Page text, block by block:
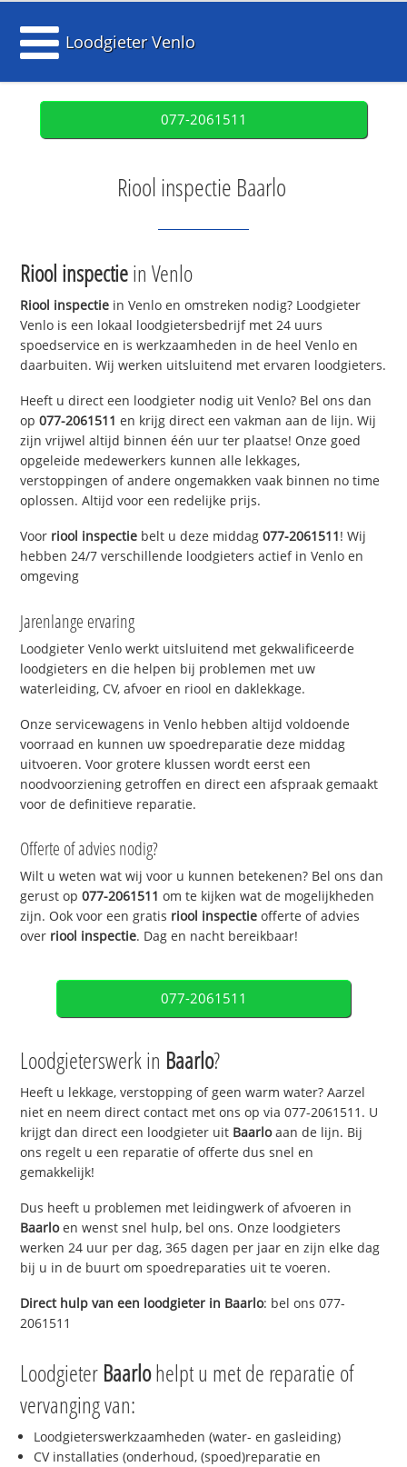
Loodgieter Venlo
077-2061511
Riool inspectie Baarlo
Riool inspectiein Venlo
Riool inspectie in Venlo en omstreken nodig? Loodgieter
Venlo is een lokaal loodgietersbedrijf met 24 uurs
spoedservice en is werkzaamheden in de heel Venlo en
daarbuiten. Wij werken uitsluitend met ervaren loodgieters.
Heeft u direct een loodgieter nodig uit Venlo? Bel ons dan
op077-2061511 en krijg direct een vakman aan de lijn. Wij
zijn vrijwel altijd binnen één uur ter plaatse! Onze goed
opgeleide medewerkers kunnen alle lekkages,
verstoppingen of andere ongemakken vaak binnen no time
oplossen. Altijd voor een redelijke prijs.
Voor riool inspectie belt u deze middag077-2061511! Wij
hebben 24/7 verschillende loodgieters actief in Venlo en
omgeving
Jarenlange ervaring
Loodgieter Venlo werkt uitsluitend met gekwalificeerde
loodgieters en die helpen bij problemen met uw
waterleiding, CV, afvoer en riool en daklekkage.
Onze servicewagens in Venlo hebben altijd voldoende
voorraad en kunnen uw spoedreparatie deze middag
uitvoeren. Voor grotere klussen wordt eerst een
noodvoorziening getroffen en direct een afspraak gemaakt
voor de definitieve reparatie.
Offerte of advies nodig?
Wilt u weten wat wij voor u kunnen betekenen? Bel ons dan
gerust op077-2061511 om te kijken wat de mogelijkheden
zijn. Ook voor een gratis riool inspectie offerte of advies
over riool inspectie. Dag en nacht bereikbaar!
077-2061511
Loodgieterswerk in Baarlo?
Heeft u lekkage, verstopping of geen warm water? Aarzel
niet en neem direct contact met ons op via 077-2061511. U
krijgt dan direct een loodgieter uit Baarloaan de lijn. Bij
ons regelt u een reparatie of offerte dus snel en
gemakkelijk!
Dus heeft u problemen met leidingwerk of afvoeren in
Baarloen wenst snel hulp, bel ons. Onze loodgieters
werken 24 uur per dag, 365 dagen per jaar en zijn elke dag
bij u in de buurt om spoedreparaties uit te voeren.
Direct hulp van een loodgieter in Baarlo: bel ons 077-
2061511
Loodgieter Baarlohelpt u met de reparatie of
vervanging van:
Loodgieterswerkzaamheden (water- en gasleiding)
CV installaties (onderhoud, (spoed)reparatie en